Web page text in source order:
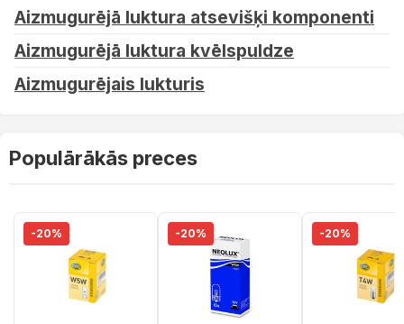
Aizmugurējā luktura atsevišķi komponenti
Aizmugurējā luktura kvēlspuldze
Aizmugurējais lukturis
Populārākās preces
-20% -20% -20%